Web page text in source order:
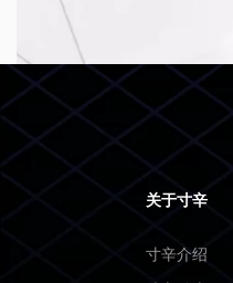
关于寸辛
寸辛介绍